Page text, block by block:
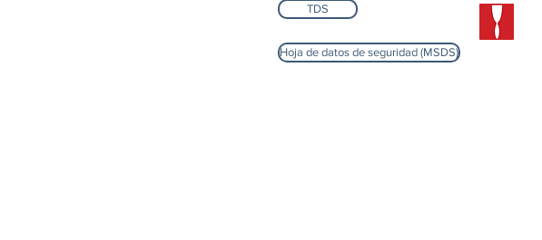
TDS
Hoja de datos de seguridad (MSDS)